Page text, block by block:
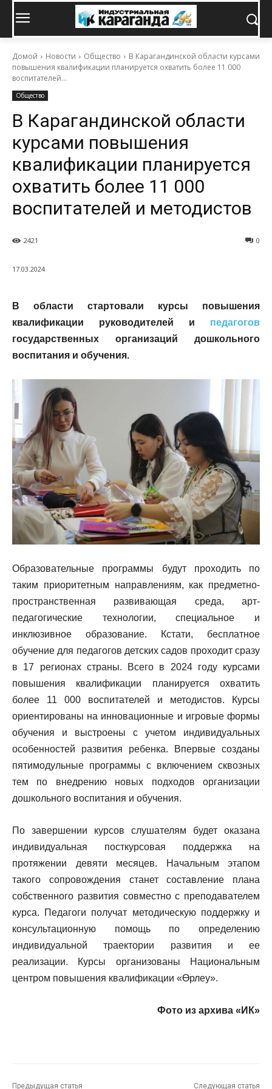
Домой Новости Общество
В Карагандинской области курсами
повышения квалификации планируется охватить более 11 000
воспитателей...
Общество
В Карагандинской области
курсами повышения
квалификации планируется
охватить более 11 000
воспитателей и методистов
0
2421
17.03.2024
В области стартовали курсы повышения
квалификации руководителей и педагогов
государственных организаций дошкольного
воспитания и обучения.
Образовательные программы будут проходить по
таким приоритетным направлениям, как предметно-
пространственная развивающая среда, арт-
педагогические технологии, специальное и
инклюзивное образование. Кстати, бесплатное
обучение для педагогов детских садов проходит сразу
в 17 регионах страны. Всего в 2024 году курсами
повышения квалификации планируется охватить
более 11 000 воспитателей и методистов. Курсы
ориентированы на инновационные и игровые формы
обучения и выстроены с учетом индивидуальных
особенностей развития ребенка. Впервые созданы
пятимодульные программы с включением сквозных
тем по внедрению новых подходов организации
дошкольного воспитания и обучения.
По завершении курсов слушателям будет оказана
индивидуальная посткурсовая поддержка на
протяжении девяти месяцев. Начальным этапом
такого сопровождения станет составление плана
собственного развития совместно с преподавателем
курса. Педагоги получат методическую поддержку и
консультационную помощь по определению
индивидуальной траектории развития и ее
реализации. Курсы организованы Национальным
центром повышения квалификации «Өрлеу».
Фото из архива «ИК»
Предыдущая статья Следующая статья